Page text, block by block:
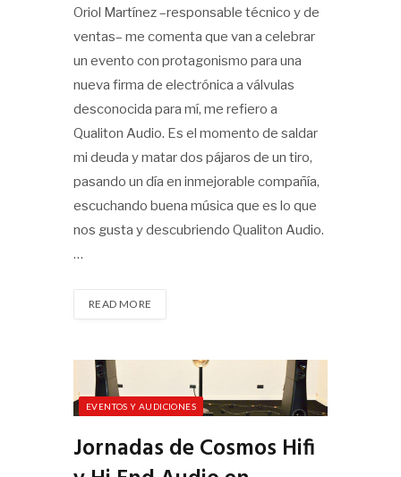
Oriol Martínez –responsable técnico y de
ventas– me comenta que van a celebrar
un evento con protagonismo para una
nueva firma de electrónica a válvulas
desconocida para mí, me refiero a
Qualiton Audio. Es el momento de saldar
mi deuda y matar dos pájaros de un tiro,
pasando un día en inmejorable compañía,
escuchando buena música que es lo que
nos gusta y descubriendo Qualiton Audio.
…
READ MORE
EVENTOS Y AUDICIONES
Jornadas de Cosmos Hifi